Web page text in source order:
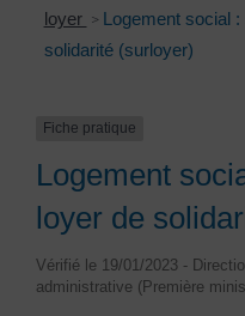
loyer > Logement social
solidarité (surloyer)
Fiche pratique
Logement
loyer de
Vérifié le 19/01/2023 -
administrative (Première